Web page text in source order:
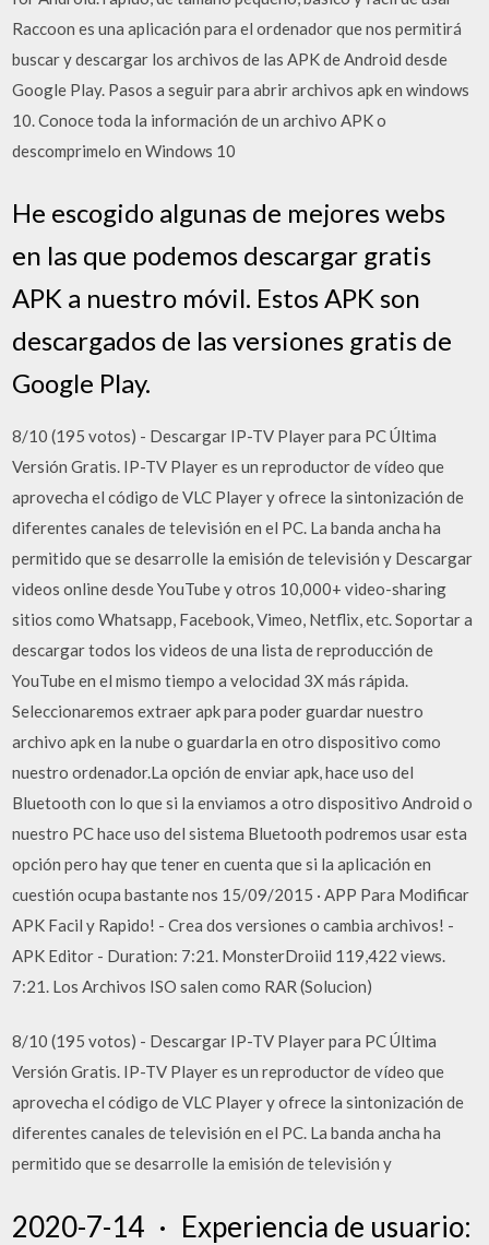
Raccoon es una aplicación para el ordenador que nos permitirá
buscar y descargar los archivos de las APK de Android desde
Google Play. Pasos a seguir para abrir archivos apk en windows
10. Conoce toda la información de un archivo APK o
descomprimelo en Windows 10
He escogido algunas de mejores webs
en las que podemos descargar gratis
APK a nuestro móvil. Estos APK son
descargados de las versiones gratis de
Google Play.
8/10 (195 votos) - Descargar IP-TV Player para PC Última
Versión Gratis. IP-TV Player es un reproductor de vídeo que
aprovecha el código de VLC Player y ofrece la sintonización de
diferentes canales de televisión en el PC. La banda ancha ha
permitido que se desarrolle la emisión de televisión y Descargar
videos online desde YouTube y otros 10,000+ video-sharing
sitios como Whatsapp, Facebook, Vimeo, Netflix, etc. Soportar a
descargar todos los videos de una lista de reproducción de
YouTube en el mismo tiempo a velocidad 3X más rápida.
Seleccionaremos extraer apk para poder guardar nuestro
archivo apk en la nube o guardarla en otro dispositivo como
nuestro ordenador.La opción de enviar apk, hace uso del
Bluetooth con lo que si la enviamos a otro dispositivo Android o
nuestro PC hace uso del sistema Bluetooth podremos usar esta
opción pero hay que tener en cuenta que si la aplicación en
cuestión ocupa bastante nos 15/09/2015 · APP Para Modificar
APK Facil y Rapido! - Crea dos versiones o cambia archivos! -
APK Editor - Duration: 7:21. MonsterDroiid 119,422 views.
7:21. Los Archivos ISO salen como RAR (Solucion)
8/10 (195 votos) - Descargar IP-TV Player para PC Última
Versión Gratis. IP-TV Player es un reproductor de vídeo que
aprovecha el código de VLC Player y ofrece la sintonización de
diferentes canales de televisión en el PC. La banda ancha ha
permitido que se desarrolle la emisión de televisión y
2020-7-14 · Experiencia de usuario: